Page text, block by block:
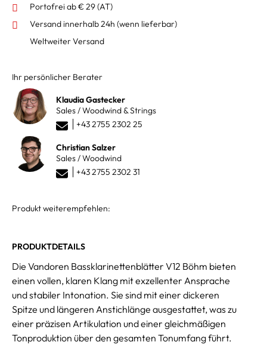
Portofrei ab € 29 (AT)
Versand innerhalb 24h (wenn lieferbar)
Weltweiter Versand
Ihr persönlicher Berater
Klaudia Gastecker
Sales / Woodwind & Strings
+43 2755 2302 25
Christian Salzer
Sales / Woodwind
+43 2755 2302 31
Produkt weiterempfehlen:
PRODUKTDETAILS
Die Vandoren Bassklarinettenblätter V12 Böhm bieten
einen vollen, klaren Klang mit exzellenter Ansprache
und stabiler Intonation. Sie sind mit einer dickeren
Spitze und längeren Anstichlänge ausgestattet, was zu
einer präzisen Artikulation und einer gleichmäßigen
Tonproduktion über den gesamten Tonumfang führt.